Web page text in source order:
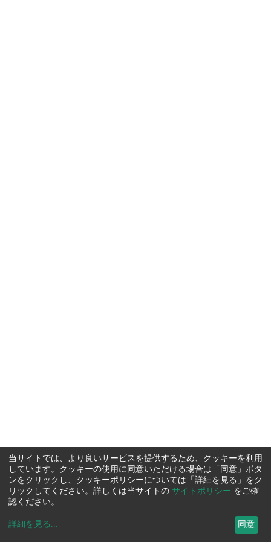
当サイトでは、より良いサービスを提供するため、クッキーを利用
しています。クッキーの使用に同意いただける場合は「同意」ボタ
ンをクリックし、クッキーポリシーについては「詳細を見る」をク
リックしてください。詳しくは当サイトの サイトポリシー をご確
認ください。
詳細を見る ... 同意